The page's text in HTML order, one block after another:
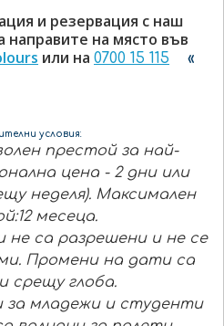
и резервация с наш
направите на място във
или на 0700 15 115 «
условия:
престой за най-
цена - 2 дни или
неделя). Максимален
месеца.
не са разрешени и не се
Промени на дати са
срещу глоба.
за младежи и студенти